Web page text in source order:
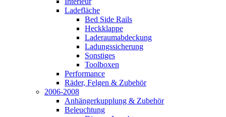
Ladefläche
Bed Side Rails
Heckklappe
Laderaumabdeckung
Ladungssicherung
Sonstiges
Toolboxen
Performance
Räder, Felgen & Zubehör
2006-2008
Anhängerkupplung & Zubehör
Beleuchtung